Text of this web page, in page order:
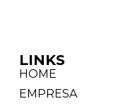
LINKS
HOME
EMPRESA